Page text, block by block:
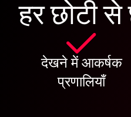
हर छोटी से
देखने में आकर्षक
प्रणालियाँ